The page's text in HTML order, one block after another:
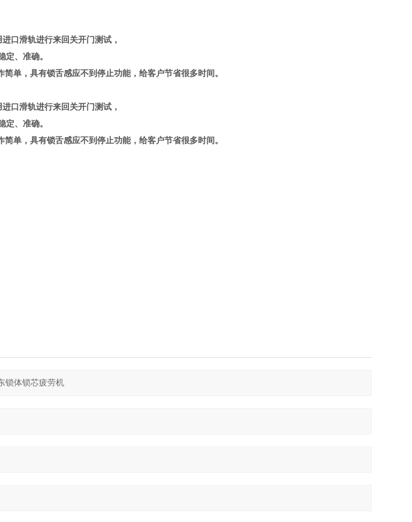
口滑轨进行来回关开门测试，
、准确。
单，具有锁舌感应不到停止功能，给客户节省很多时间。
口滑轨进行来回关开门测试，
、准确。
单，具有锁舌感应不到停止功能，给客户节省很多时间。